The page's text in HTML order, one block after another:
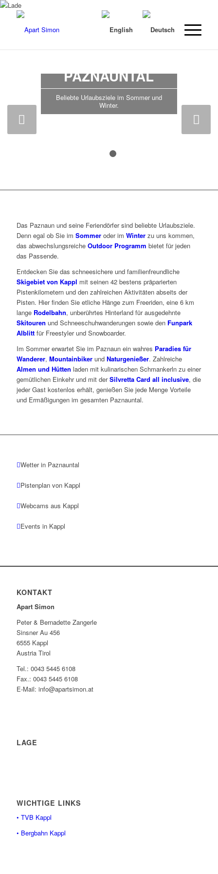
Weiter
PAZNAUNTAL
Beliebte Urlaubsziele im Sommer und
Winter.
Das Paznaun und seine Feriendörfer sind beliebte Urlaubsziele.
Denn egal ob Sie im Sommeroder im Winterzu uns kommen,
das abwechslungsreiche Outdoor Programm bietet für jeden
das Passende.
Entdecken Sie das schneesichere und familienfreundliche
Skigebiet von Kappl mit seinen 42 bestens präparierten
Pistenkilometern und den zahlreichen Aktivitäten abseits der
Pisten. Hier finden Sie etliche Hänge zum Freeriden, eine 6 km
lange Rodelbahn, unberührtes Hinterland für ausgedehnte
Skitouren und Schneeschuhwanderungen sowie den Funpark
Alblittfür Freestyler und Snowboarder.
Im Sommer erwartet Sie im Paznaun ein wahres Paradies für
Wanderer, Mountainbikerund Naturgenießer. Zahlreiche
Almen und Hütten laden mit kulinarischen Schmankerln zu einer
gemütlichen Einkehr und mit derSilvretta Card all inclusive, die
jeder Gast kostenlos erhält, genießen Sie jede Menge Vorteile
und Ermäßigungen im gesamten Paznauntal.
Wetter in Paznauntal
Pistenplan von Kappl
Webcams aus Kappl
Events in Kappl
KONTAKT
Apart Simon
Peter & Bernadette Zangerle
Sinsner Au 456
6555 Kappl
Austria Tirol
Tel.: 0043 5445 6108
Fax.: 0043 5445 6108
E-Mail: info@apartsimon.at
LAGE
WICHTIGE LINKS
• TVB Kappl
• Bergbahn Kappl